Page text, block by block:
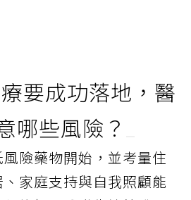
要成功落地，醫
哪些風險？
險藥物開始，並考量住
家庭支持與自我照顧能